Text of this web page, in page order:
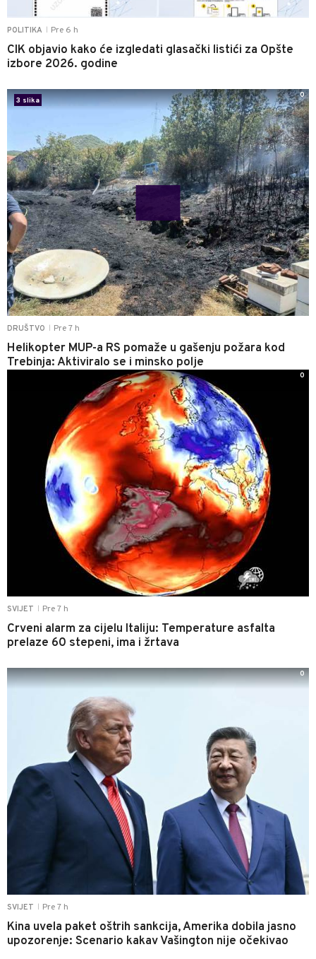
POLITIKA Pre 6 h
CIK objavio kako će izgledati glasački listići za Opšte
izbore 2026. godine
DRUŠTVO Pre 7 h
Helikopter MUP-a RS pomaže u gašenju požara kod
Trebinja: Aktiviralo se i minsko polje
3 slika
0
SVIJET Pre 7 h
Crveni alarm za cijelu Italiju: Temperature asfalta
prelaze 60 stepeni, ima i žrtava
0
SVIJET Pre 7 h
Kina uvela paket oštrih sankcija, Amerika dobila jasno
upozorenje: Scenario kakav Vašington nije očekivao
0